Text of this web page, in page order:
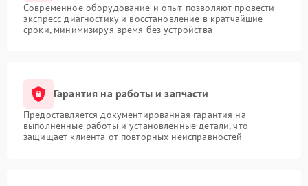
Современное оборудование и опыт позволяют провести
экспресс-диагностику и восстановление в кратчайшие
сроки, минимизируя время без устройства
Гарантия на работы и запчасти
Предоставляется документированная гарантия на
выполненные работы и установленные детали, что
защищает клиента от повторных неисправностей